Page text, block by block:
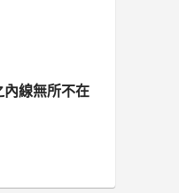
內線無所不在